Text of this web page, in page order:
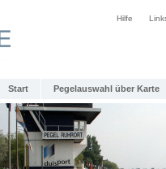
Hilfe
Start Pegelauswahl über Karte